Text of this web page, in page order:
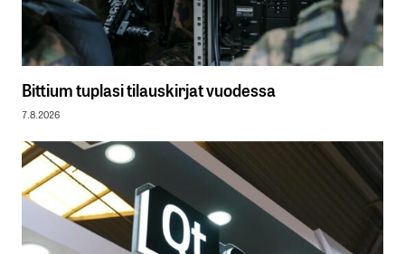
Bittium tuplasi tilauskirjat vuodessa
7.8.2026